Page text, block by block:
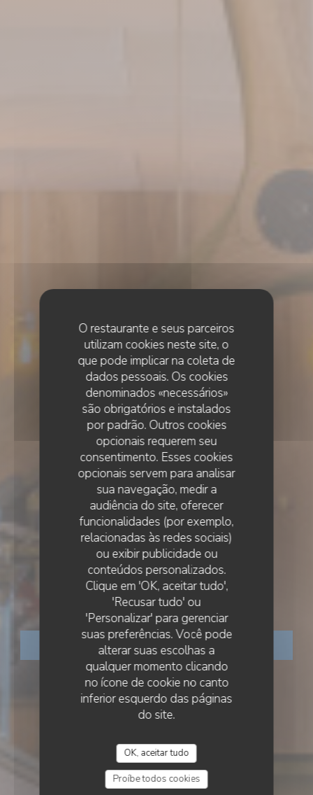
O restaurante e seus parceiros
utilizam cookies neste site, o
que pode implicar na coleta de
dados pessoais. Os cookies
denominados «necessários»
são obrigatórios e instalados
por padrão. Outros cookies
opcionais requerem seu
consentimento. Esses cookies
opcionais servem para analisar
sua navegação, medir a
audiência do site, oferecer
funcionalidades (por exemplo,
relacionadas às redes sociais)
ou exibir publicidade ou
conteúdos personalizados.
Clique em 'OK, aceitar tudo',
'Recusar tudo' ou
'Personalizar' para gerenciar
suas preferências. Você pode
alterar suas escolhas a
qualquer momento clicando
no ícone de cookie no canto
inferior esquerdo das páginas
do site.
OK, aceitar tudo
Proíbe todos cookies
• PARIS
Petit nuage
RESERVAR UMA MESA
PETIT NUAGE